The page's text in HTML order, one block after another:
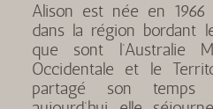
Alison est née en
dans la région bordant
que sont l’Australie
Occidentale et le
partagé son